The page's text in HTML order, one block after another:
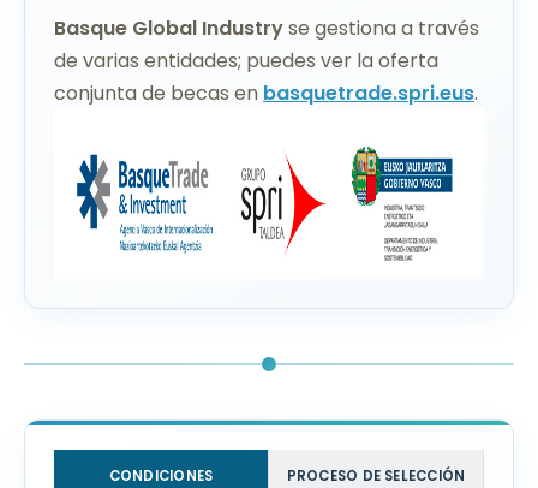
Basque Global Industryse gestiona a través
de varias entidades; puedes ver la oferta
conjunta de becas en basquetrade.spri.eus.
CONDICIONES PROCESO DE SELECCIÓN